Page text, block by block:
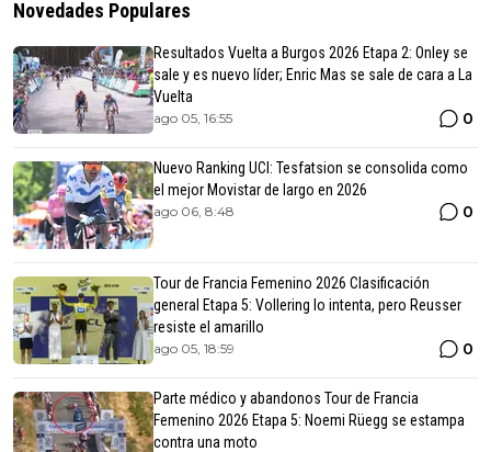
Novedades Populares
Resultados Vuelta a Burgos 2026 Etapa 2: Onley se
sale y es nuevo líder; Enric Mas se sale de cara a La
Vuelta
ago 05, 16:55 0
Nuevo Ranking UCI: Tesfatsion se consolida como
el mejor Movistar de largo en 2026
ago 06, 8:48 0
Tour de Francia Femenino 2026 Clasificación
general Etapa 5: Vollering lo intenta, pero Reusser
resiste el amarillo
ago 05, 18:59 0
Parte médico y abandonos Tour de Francia
Femenino 2026 Etapa 5: Noemi Rüegg se estampa
contra una moto